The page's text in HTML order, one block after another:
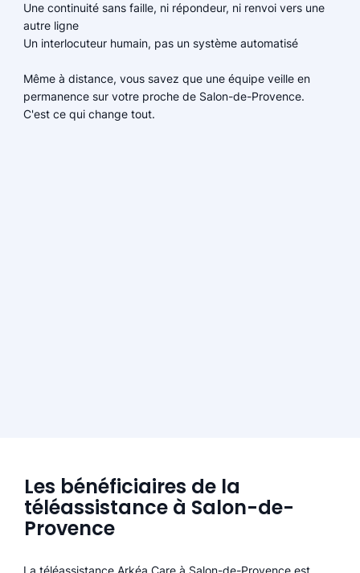
Une continuité sans faille, ni répondeur, ni renvoi vers une
autre ligne
Un interlocuteur humain, pas un système automatisé
Même à distance, vous savez que une équipe veille en
permanence sur votre proche de Salon-de-Provence.
C'est ce qui change tout.
Les bénéficiaires de la
téléassistance à Salon-de-
Provence